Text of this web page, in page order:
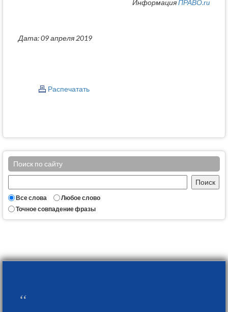
ИнформацияПРАВО.ru
Дата: 09 апреля 2019
Распечатать
Поиск по сайту
Все слова
Любое слово
Точное совпадение фразы
“